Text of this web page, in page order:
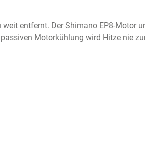
entfernt. Der Shimano EP8-Motor
Motorkühlung wird Hitze nie